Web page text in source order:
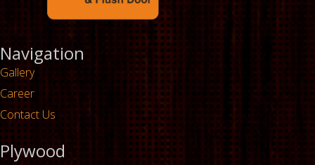
Navigation
Gallery
Career
Contact Us
Plywood